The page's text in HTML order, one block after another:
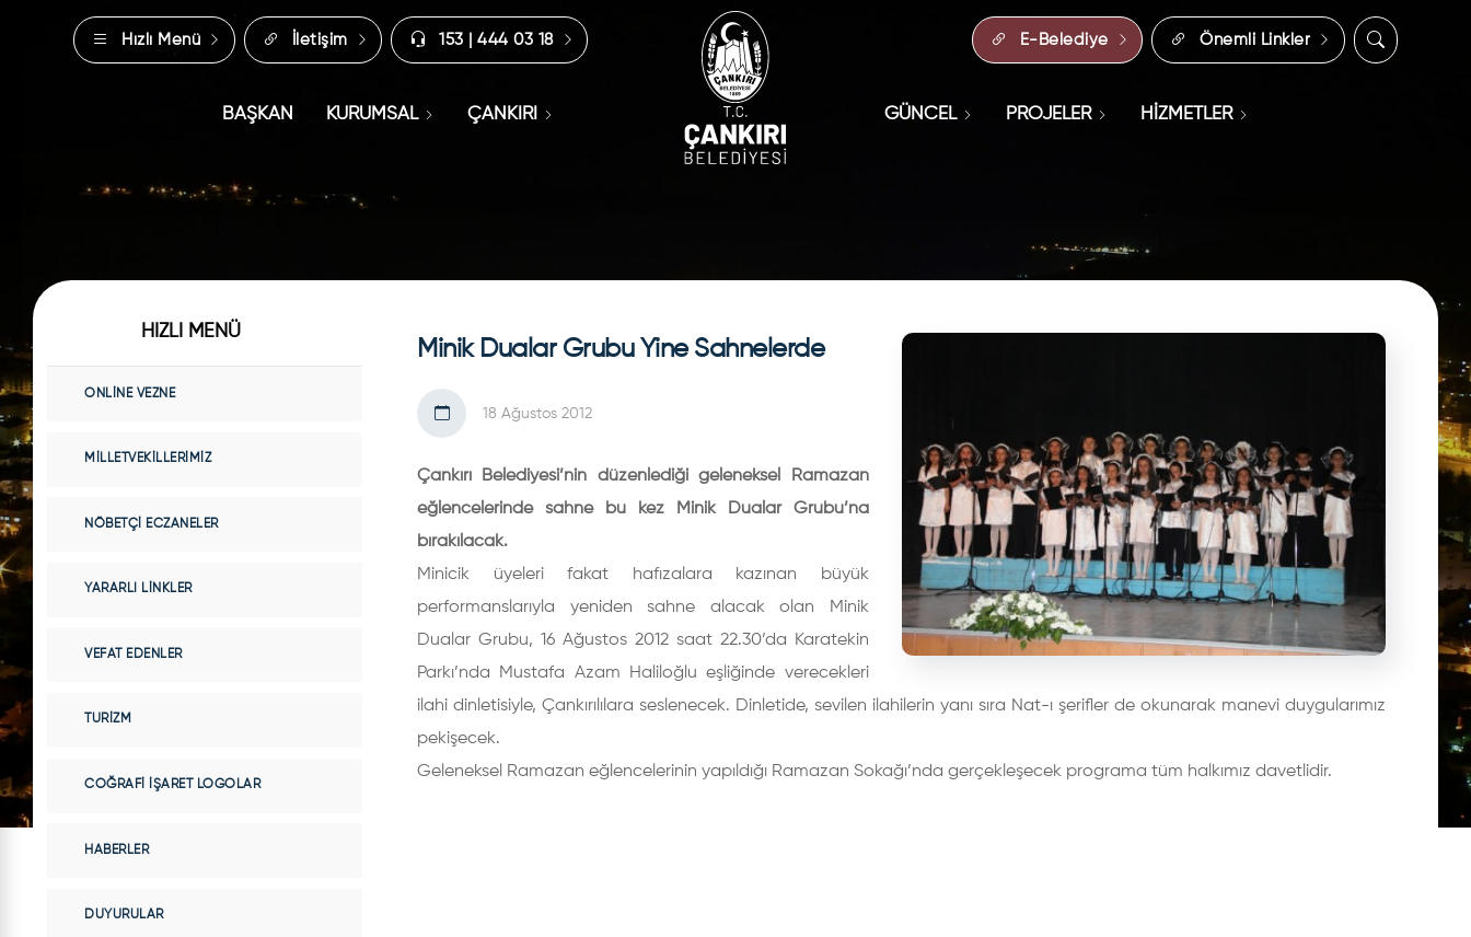
Hızlı Menü İletişim 153 | 444 03 18 E-Belediye Önemli Linkler
BAŞKAN KURUMSAL ÇANKIRI GÜNCEL PROJELER HİZMETLER
Minik Dualar Grubu Yine Sahnelerde
18 Ağustos 2012
Çankırı Belediyesi’nin düzenlediği geleneksel Ramazan
eğlencelerinde sahne bu kez Minik Dualar Grubu’na
bırakılacak.
Minicik üyeleri fakat hafızalara kazınan büyük
performanslarıyla yeniden sahne alacak olan Minik
Dualar Grubu, 16 Ağustos 2012 saat 22.30’da Karatekin
Parkı’nda Mustafa Azam Haliloğlu eşliğinde verecekleri
ilahi dinletisiyle, Çankırılılara seslenecek. Dinletide, sevilen ilahilerin yanı sıra Nat-ı şerifler de okunarak manevi duygularımız
pekişecek.
Geleneksel Ramazan eğlencelerinin yapıldığı Ramazan Sokağı’nda gerçekleşecek programa tüm halkımız davetlidir.
HIZLI MENÜ
ONLINE VEZNE
MILLETVEKILLERIMIZ
NÖBETÇI ECZANELER
YARARLI LINKLER
VEFAT EDENLER
TURIZM
COĞRAFI İŞARET LOGOLAR
HABERLER
DUYURULAR